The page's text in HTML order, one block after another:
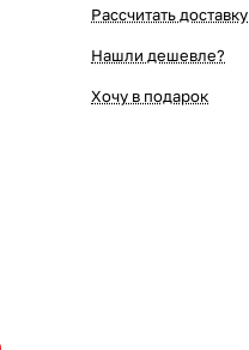
Рассчитать доставку
Нашли дешевле?
Хочу в подарок